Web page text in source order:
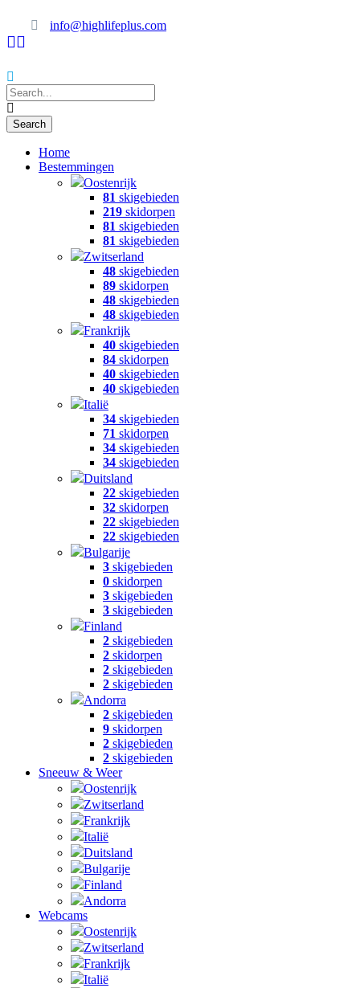
info@highlifeplus.com
Home
Bestemmingen
Oostenrijk
81 skigebieden
219 skidorpen
81 skigebieden
81 skigebieden
Zwitserland
48 skigebieden
89 skidorpen
48 skigebieden
48 skigebieden
Frankrijk
40 skigebieden
84 skidorpen
40 skigebieden
40 skigebieden
Italië
34 skigebieden
71 skidorpen
34 skigebieden
34 skigebieden
Duitsland
22 skigebieden
32 skidorpen
22 skigebieden
22 skigebieden
Bulgarije
3 skigebieden
0 skidorpen
3 skigebieden
3 skigebieden
Finland
2 skigebieden
2 skidorpen
2 skigebieden
2 skigebieden
Andorra
2 skigebieden
9 skidorpen
2 skigebieden
2 skigebieden
Sneeuw & Weer
Oostenrijk
Zwitserland
Frankrijk
Italië
Duitsland
Bulgarije
Finland
Andorra
Webcams
Oostenrijk
Zwitserland
Frankrijk
Italië